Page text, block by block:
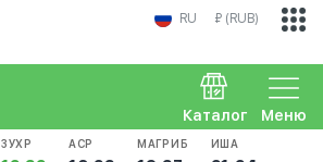
RU ₽ (RUB)
Меню
Каталог
ЗУХР АСР МАГРИБ ИША